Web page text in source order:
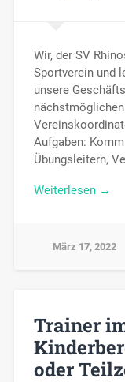
Wir, der SV
Sportverein und
unsere
Aufgaben:
Übungsleitern,
Weiterlesen →
März 17, 2022
Trainer
oder